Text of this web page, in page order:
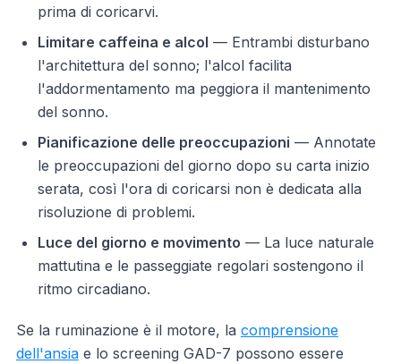
prima di coricarvi.
Limitare caffeina e alcol — Entrambi disturbano
l'architettura del sonno; l'alcol facilita
l'addormentamento ma peggiora il mantenimento
del sonno.
Pianificazione delle preoccupazioni — Annotate
le preoccupazioni del giorno dopo su carta inizio
serata, così l'ora di coricarsi non è dedicata alla
risoluzione di problemi.
Luce del giorno e movimento — La luce naturale
mattutina e le passeggiate regolari sostengono il
ritmo circadiano.
Se la ruminazione è il motore, la comprensione
dell'ansiae lo screening GAD-7 possono essere